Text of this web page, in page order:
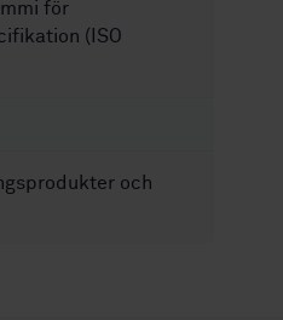
för
(ISO
och